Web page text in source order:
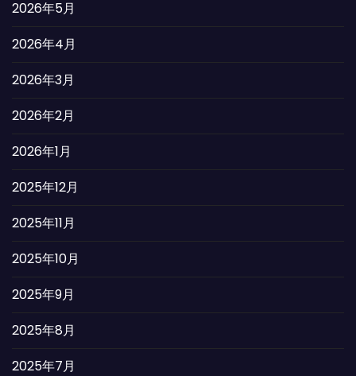
2026年5月
2026年4月
2026年3月
2026年2月
2026年1月
2025年12月
2025年11月
2025年10月
2025年9月
2025年8月
2025年7月